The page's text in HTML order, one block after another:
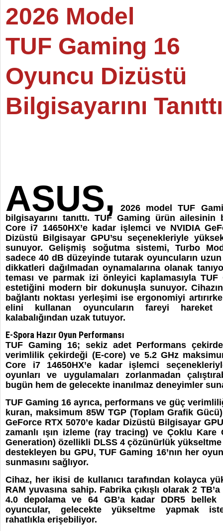
2026 Model
TUF Gaming 16
Oyuncu Dizüstü
Bilgisayarını Tanıttı
ASUS,
2026 model TUF
bilgisayarını tanıttı. TUF Gaming ürün
Core i7 14650HX’e kadar işlemci ve NVIDIA
Dizüstü Bilgisayar GPU’su seçenekleriyle
sunuyor. Gelişmiş soğutma sistemi, Turbo
sadece 40 dB düzeyinde tutarak oyuncuların
dikkatleri dağılmadan oynamalarına olanak
teması ve parmak izi önleyici kaplamasıyla
estetiğini modern bir dokunuşla sunuyor.
bağlantı noktası yerleşimi ise ergonomiyi
elini kullanan oyuncuların fareyi hareket
kalabalığından uzak tutuyor.
E-Spora Hazır Oyun Performansı
TUF Gaming 16; sekiz adet Performans
verimlilik çekirdeği (E-core) ve 5.2 GHz
Core i7 14650HX’e kadar işlemci
oyunları ve uygulamaları zorlanmadan
bugün hem de gelecekte inanılmaz deneyimler
TUF Gaming 16 ayrıca, performans ve güç
kuran, maksimum 85W TGP (Toplam Grafik
GeForce RTX 5070’e kadar Dizüstü Bilgisayar
zamanlı ışın izleme (ray tracing) ve Çoklu Kare
Generation) özellikli DLSS 4 çözünürlük
destekleyen bu GPU, TUF Gaming 16’nın her
sunmasını sağlıyor.
Cihaz, her ikisi de kullanıcı tarafından kolayca
RAM yuvasına sahip. Fabrika çıkışlı olarak 2
4.0 depolama ve 64 GB’a kadar DDR5
oyuncular, gelecekte yükseltme yapmak
rahatlıkla erişebiliyor.